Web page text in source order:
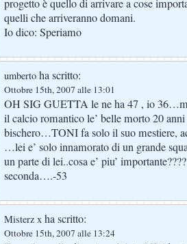
progetto è quello di arrivare a cose
quelli che arriveranno domani.
Io dico: Speriamo
umberto ha scritto:
Ottobre 15th, 2007 alle 13:01
OH SIG GUETTA le ne ha 47 , io
il calcio romantico le’ belle morto 20
bischero…TONI fa solo il suo mestiere,
…lei e’ solo innamorato di un grande
un parte di lei..cosa e’ piu’
seconda….-53
Misterz x ha scritto:
Ottobre 15th, 2007 alle 13:24